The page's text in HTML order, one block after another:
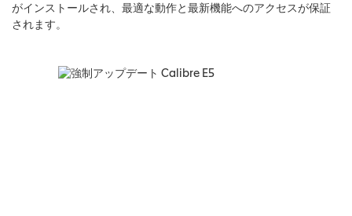
がインストールされ、最適な動作と最新機能へのアクセスが保証
されます。